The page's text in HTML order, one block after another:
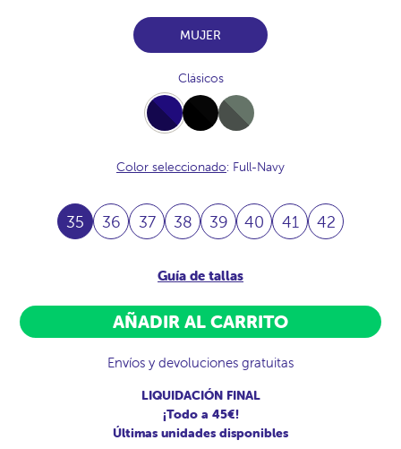
MUJER
Clásicos
Full-
Navy
Full-
Black
Full-
Khaki
Color seleccionado: Full-Navy
35 36 37 38 39 40 41 42
Guía de tallas
AÑADIR AL CARRITO
Envíos y devoluciones gratuitas
LIQUIDACIÓN FINAL
¡Todo a 45€!
Últimas unidades disponibles